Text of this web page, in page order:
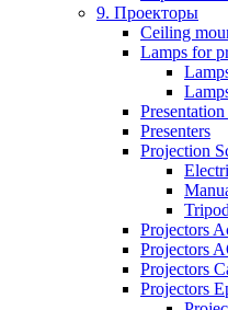
9. Проекторы
Ceiling
Lamps for
Presenters
Projection
Projectors
Projectors
Projectors
Projectors